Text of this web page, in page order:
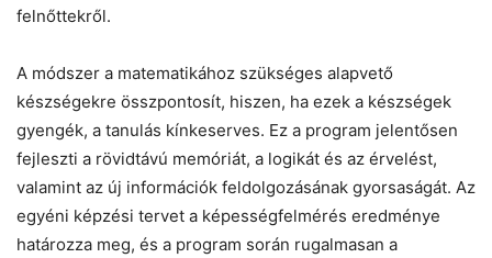
felnőttekről.
A módszer a matematikához szükséges alapvető
készségekre összpontosít, hiszen, ha ezek a készségek
gyengék, a tanulás kínkeserves. Ez a program jelentősen
fejleszti a rövidtávú memóriát, a logikát és az érvelést,
valamint az új információk feldolgozásának gyorsaságát. Az
egyéni képzési tervet a képességfelmérés eredménye
határozza meg, és a program során rugalmasan a